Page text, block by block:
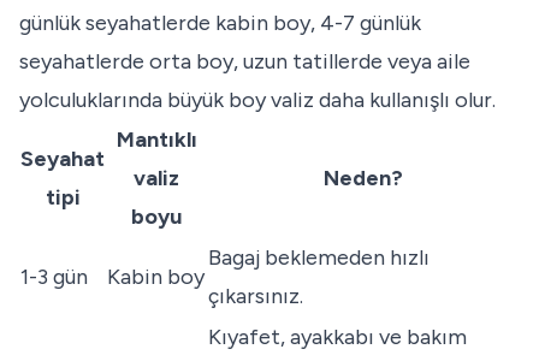
günlük seyahatlerde kabin boy, 4-7 günlük
seyahatlerde orta boy, uzun tatillerde veya aile
yolculuklarında büyük boy valiz daha kullanışlı olur.
Seyahat
tipi
Mantıklı
valiz
boyu
Neden?
1-3 gün Kabin boy
Bagaj beklemeden hızlı
çıkarsınız.
Kıyafet, ayakkabı ve bakım